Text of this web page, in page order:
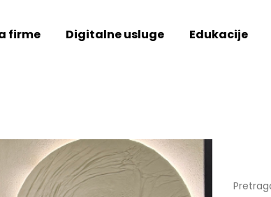
firme Digitalne usluge Edukacije